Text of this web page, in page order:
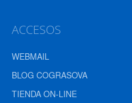
ACCESOS
WEBMAIL
BLOG COGRASOVA
TIENDA ON-LINE